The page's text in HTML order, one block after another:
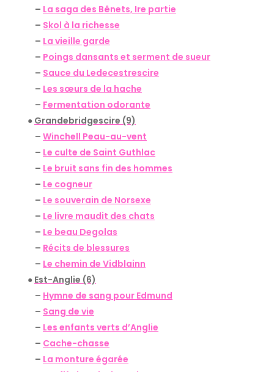
– La saga des Bênets, Ire partie
– Skol à la richesse
– La vieille garde
– Poings dansants et serment de sueur
– Sauce du Ledecestrescire
– Les sœurs de la hache
– Fermentation odorante
● Grandebridgescire (9)
– Winchell Peau-au-vent
– Le culte de Saint Guthlac
– Le bruit sans fin des hommes
– Le cogneur
– Le souverain de Norsexe
– Le livre maudit des chats
– Le beau Degolas
– Récits de blessures
– Le chemin de Vidblainn
● Est-Anglie (6)
– Hymne de sang pour Edmund
– Sang de vie
– Les enfants verts d’Anglie
– Cache-chasse
– La monture égarée